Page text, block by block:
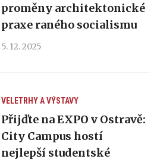
proměny architektonické
praxe raného socialismu
5. 12. 2025
VELETRHY A VÝSTAVY
Přijďte na EXPO v Ostravě:
City Campus hostí
nejlepší studentské